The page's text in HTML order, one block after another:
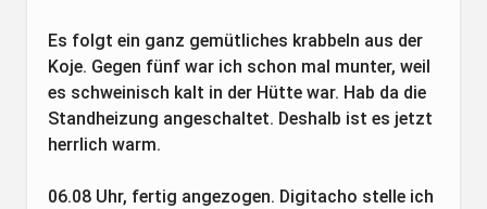
Es folgt ein ganz gemütliches krabbeln aus der
Koje. Gegen fünf war ich schon mal munter, weil
es schweinisch kalt in der Hütte war. Hab da die
Standheizung angeschaltet. Deshalb ist es jetzt
herrlich warm.
06.08 Uhr, fertig angezogen. Digitacho stelle ich